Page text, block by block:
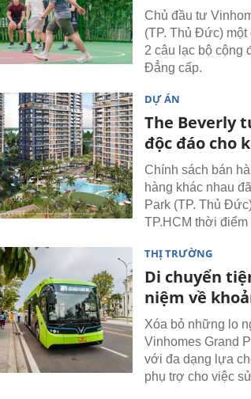
Chủ đầu tư
(TP. Thủ Đức)
2 câu lạc bộ cộng
Đẳng cấp.
DỰ ÁN
The Beverly
độc đáo cho
Chính sách bán
hàng khác nhau
Park (TP. Thủ
TP.HCM thời điểm
THỊ TRƯỜNG
Di chuyển
niệm về
Xóa bỏ những lo
Vinhomes Grand
với đa dạng lựa
phụ trợ cho việc